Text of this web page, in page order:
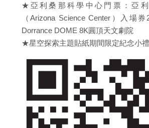
★亞利桑那科學中心門票：亞
（Arizona Science Center）入場
Dorrance DOME 8K圓頂天文劇院
★星空探索主題貼紙期間限定紀念小禮